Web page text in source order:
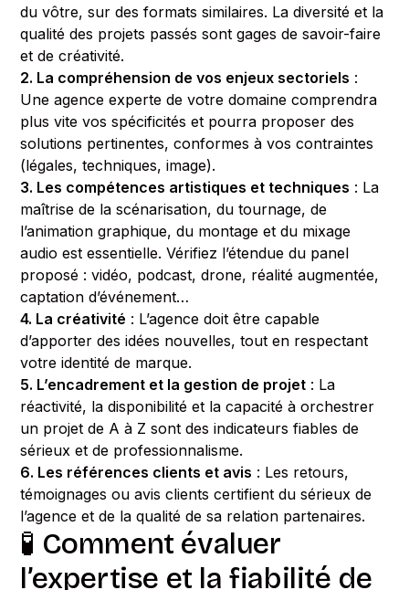
du vôtre, sur des formats similaires. La diversité et la
qualité des projets passés sont gages de savoir-faire
et de créativité.
2. La compréhension de vos enjeux sectoriels :
Une agence experte de votre domaine comprendra
plus vite vos spécificités et pourra proposer des
solutions pertinentes, conformes à vos contraintes
(légales, techniques, image).
3. Les compétences artistiques et techniques : La
maîtrise de la scénarisation, du tournage, de
l’animation graphique, du montage et du mixage
audio est essentielle. Vérifiez l’étendue du panel
proposé : vidéo, podcast, drone, réalité augmentée,
captation d’événement…
4. La créativité : L’agence doit être capable
d’apporter des idées nouvelles, tout en respectant
votre identité de marque.
5. L’encadrement et la gestion de projet : La
réactivité, la disponibilité et la capacité à orchestrer
un projet de A à Z sont des indicateurs fiables de
sérieux et de professionnalisme.
6. Les références clients et avis : Les retours,
témoignages ou avis clients certifient du sérieux de
l’agence et de la qualité de sa relation partenaires.
🧪 Comment évaluer
l’expertise et la fiabilité de